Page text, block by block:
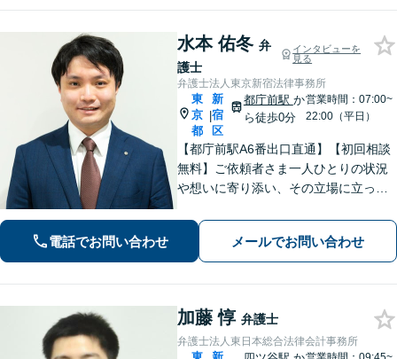
水本 佑冬 弁
護士
インタビューを
見る
弁護士法人東京新宿法律事務所
東
京
都
|
新
宿
区
都庁前駅 か
ら徒歩0分
営業時間：07:00~
22:00（平日）
【都庁前駅A6番出口直通】【初回相談
無料】ご依頼者さま一人ひとりの状況
や想いに寄り添い、その立場に立って
して明るい未来へ踏み出せるよう、誠
実に向き合い、全力を尽くします！
【休日や夜間相談も柔軟に対応】
電話でお問い合わせ メールでお問い合わせ
加藤 惇 弁護士
弁護士法人東日本総合法律会計事務所